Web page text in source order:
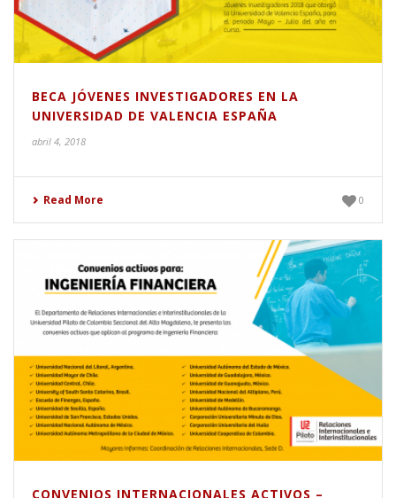
BECA JÓVENES INVESTIGADORES EN LA
UNIVERSIDAD DE VALENCIA ESPAÑA
abril 4, 2018
Read More 0
CONVENIOS INTERNACIONALES ACTIVOS –